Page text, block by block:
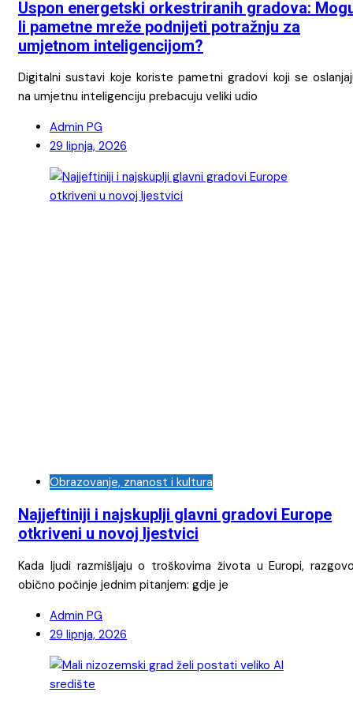
Uspon energetski orkestriranih gradova:
li pametne mreže podnijeti potražnju za
umjetnom inteligencijom?
Digitalni sustavi koje koriste pametni gradovi koji se
na umjetnu inteligenciju prebacuju veliki udio
Admin PG
29 lipnja, 2026
Obrazovanje, znanost i kultura
Najjeftiniji i najskuplji glavni gradovi Europe
otkriveni u novoj ljestvici
Kada ljudi razmišljaju o troškovima života u Europi,
obično počinje jednim pitanjem: gdje je
Admin PG
29 lipnja, 2026